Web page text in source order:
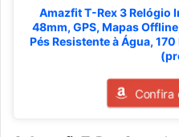
Amazfit T-Rex 3 Relógio
48mm, GPS, Mapas
Pés Resistente à Água,
Confira